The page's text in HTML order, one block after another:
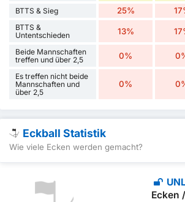
BTTS & Sieg 25%
BTTS &
Untentschieden
13%
Beide Mannschaften
treffen und über 2,5
0%
Es treffen nicht beide
Mannschaften und
über 2,5
0%
Eckball Statistik
Wie viele Ecken werden gemacht?
Ecken